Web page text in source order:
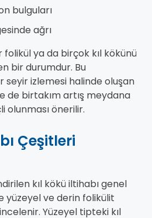
bulguları
ağrı
folikül ya da birçok kıl kökünü
bir durumdur. Bu
seyir izlemesi halinde oluşan
de birtakım artış meydana
olunması önerilir.
Çeşitleri
kıl kökü iltihabı genel
yüzeyel ve derin folikülit
Yüzeyel tipteki kıl